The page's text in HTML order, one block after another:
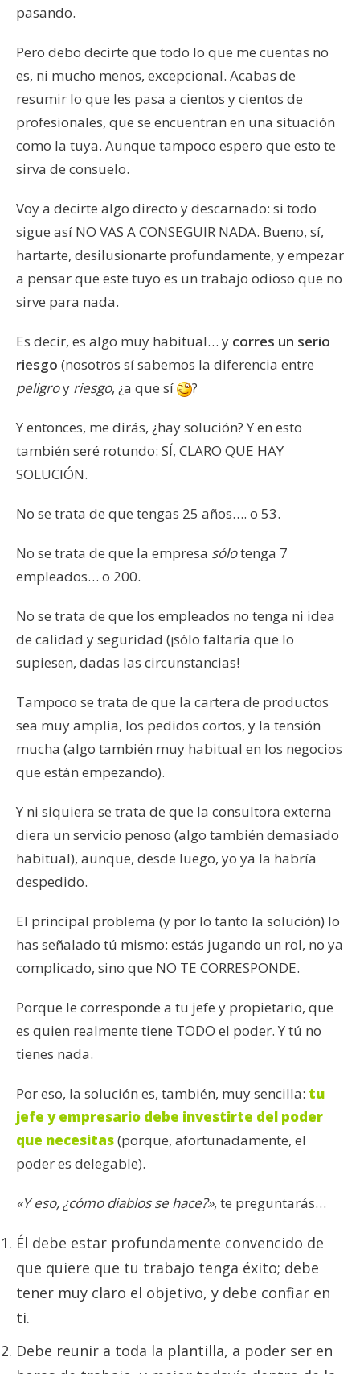
pasando.
Pero debo decirte que todo lo que me cuentas no
es, ni mucho menos, excepcional. Acabas de
resumir lo que les pasa a cientos y cientos de
profesionales, que se encuentran en una situación
como la tuya. Aunque tampoco espero que esto te
sirva de consuelo.
Voy a decirte algo directo y descarnado: si todo
sigue así NO VAS A CONSEGUIR NADA. Bueno, sí,
hartarte, desilusionarte profundamente, y empezar
a pensar que este tuyo es un trabajo odioso que no
sirve para nada.
Es decir, es algo muy habitual… y corres un serio
riesgo (nosotros sí sabemos la diferencia entre
peligroy riesgo, ¿a que sí ?
Y entonces, me dirás, ¿hay solución? Y en esto
también seré rotundo: SÍ, CLARO QUE HAY
SOLUCIÓN.
No se trata de que tengas 25 años…. o 53.
No se trata de que la empresa sólotenga 7
empleados… o 200.
No se trata de que los empleados no tenga ni idea
de calidad y seguridad (¡sólo faltaría que lo
supiesen, dadas las circunstancias!
Tampoco se trata de que la cartera de productos
sea muy amplia, los pedidos cortos, y la tensión
mucha (algo también muy habitual en los negocios
que están empezando).
Y ni siquiera se trata de que la consultora externa
diera un servicio penoso (algo también demasiado
habitual), aunque, desde luego, yo ya la habría
despedido.
El principal problema (y por lo tanto la solución) lo
has señalado tú mismo: estás jugando un rol, no ya
complicado, sino que NO TE CORRESPONDE.
Porque le corresponde a tu jefe y propietario, que
es quien realmente tiene TODO el poder. Y tú no
tienes nada.
Por eso, la solución es, también, muy sencilla: tu
jefe y empresario debe investirte del poder
que necesitas(porque, afortunadamente, el
poder es delegable).
«Y eso, ¿cómo diablos se hace?», te preguntarás…
Él debe estar profundamente convencido de
que quiere que tu trabajo tenga éxito; debe
tener muy claro el objetivo, y debe confiar en
ti.
Debe reunir a toda la plantilla, a poder ser en